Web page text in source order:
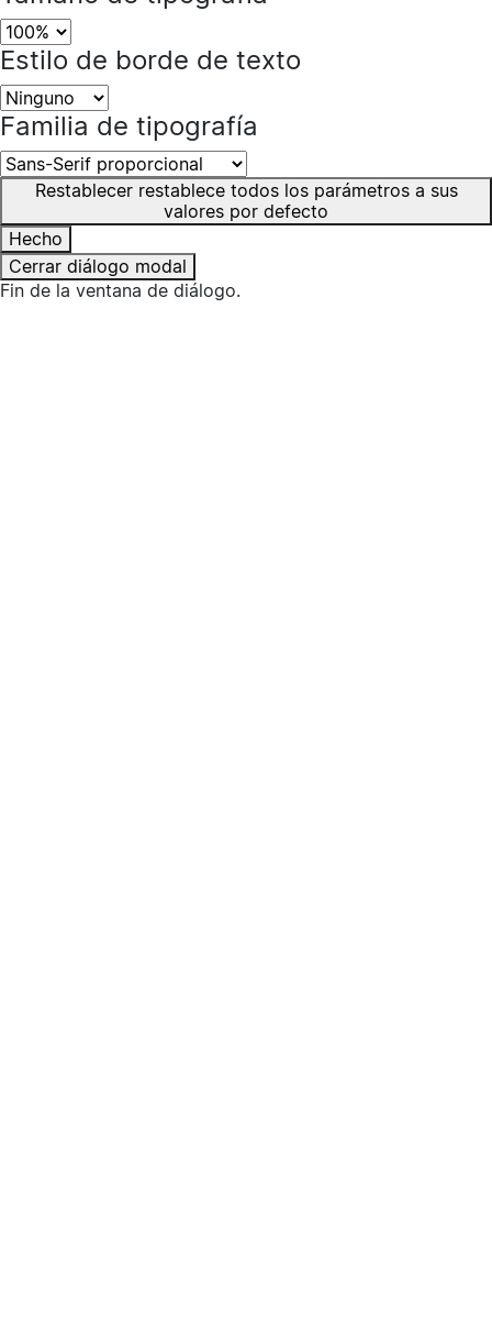
Estilo de borde de texto
Familia de tipografía
Restablecerrestablece todos los parámetros a sus
valores por defecto
Hecho
Cerrar diálogo modal
Fin de la ventana de diálogo.